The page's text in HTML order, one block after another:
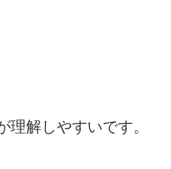
理解しやすいです。